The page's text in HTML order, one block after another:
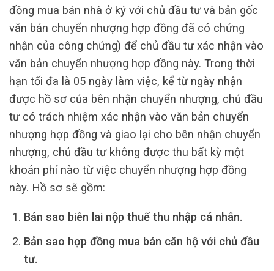
đồng mua bán nhà ở ký với chủ đầu tư và bản gốc
văn bản chuyển nhượng hợp đồng đã có chứng
nhận của công chứng) để chủ đầu tư xác nhận vào
văn bản chuyển nhượng hợp đồng này. Trong thời
hạn tối đa là 05 ngày làm việc, kể từ ngày nhận
được hồ sơ của bên nhận chuyển nhượng, chủ đầu
tư có trách nhiệm xác nhận vào văn bản chuyển
nhượng hợp đồng và giao lại cho bên nhận chuyển
nhượng, chủ đầu tư không được thu bất kỳ một
khoản phí nào từ việc chuyển nhượng hợp đồng
này. Hồ sơ sẽ gồm:
Bản sao biên lai nộp thuế thu nhập cá nhân.
Bản sao hợp đồng mua bán căn hộ với chủ đầu
tư.